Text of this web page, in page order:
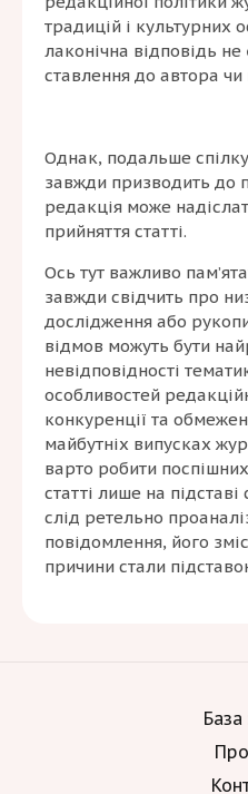
традицій і культурних
лаконічна відповідь
ставлення до автора чи
Однак, подальше
завжди призводить до
редакція може
прийняття статті.
Ось тут важливо
завжди свідчить про
дослідження або
відмов можуть бути
невідповідності
особливостей
конкуренції та
майбутніх випусках
варто робити
статті лише на
слід ретельно
повідомлення, його
причини стали
База